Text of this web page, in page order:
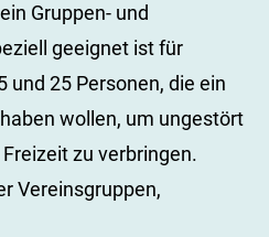
Gruppen- und
geeignet ist für
und 25 Personen, die ein
wollen, um ungestört
zu verbringen.
Vereinsgruppen,